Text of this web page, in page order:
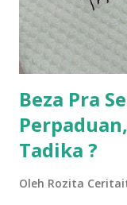
ngah dengan abg
kalau ikut anak-
ba...
Beza Pra
Tadika ?
Oleh Rozita